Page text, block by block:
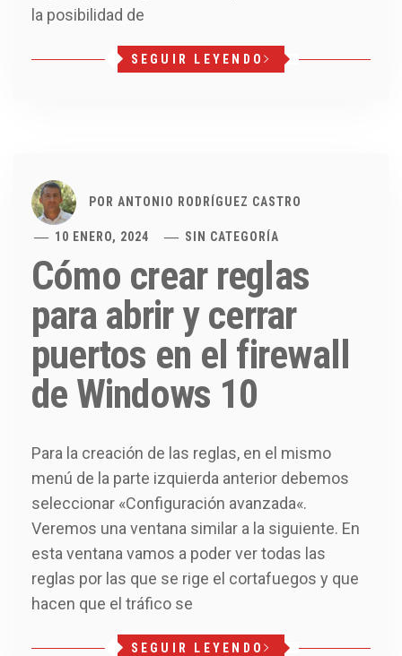
la posibilidad de
SEGUIR LEYENDO
POR ANTONIO RODRÍGUEZ CASTRO
10 ENERO, 2024 SIN CATEGORÍA
Cómo crear reglas
para abrir y cerrar
puertos en el firewall
de Windows 10
Para la creación de las reglas, en el mismo
menú de la parte izquierda anterior debemos
seleccionar «Configuración avanzada«.
Veremos una ventana similar a la siguiente. En
esta ventana vamos a poder ver todas las
reglas por las que se rige el cortafuegos y que
hacen que el tráfico se
SEGUIR LEYENDO